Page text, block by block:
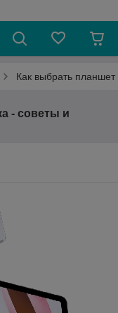
Как выбрать
- советы и